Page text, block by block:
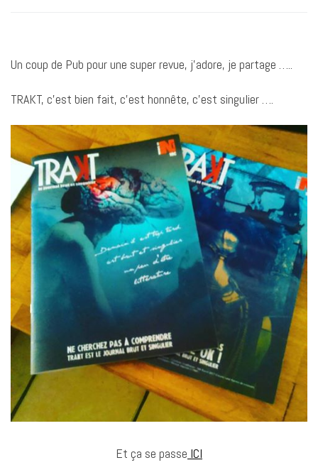
Un coup de Pub pour une super revue, j’adore, je partage …..
TRAKT, c’est bien fait, c’est honnête, c’est singulier ….
Et ça se passe ICI